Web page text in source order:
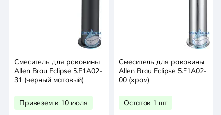
Смеситель для раковины
Allen Brau Eclipse 5.E1A02-
31 (черный матовый)
Привезем к 10 июля
Смеситель для раковины
Allen Brau Eclipse 5.E1A02-
00 (хром)
Остаток 1 шт